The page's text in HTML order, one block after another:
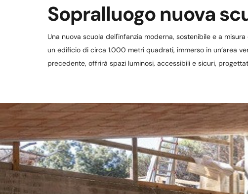
Sopralluogo nuova
Una nuova scuola dell'infanzia moderna, sostenibile e a
un edificio di circa 1.000 metri quadrati, immerso in un’area
precedente, offrirà spazi luminosi, accessibili e sicuri,